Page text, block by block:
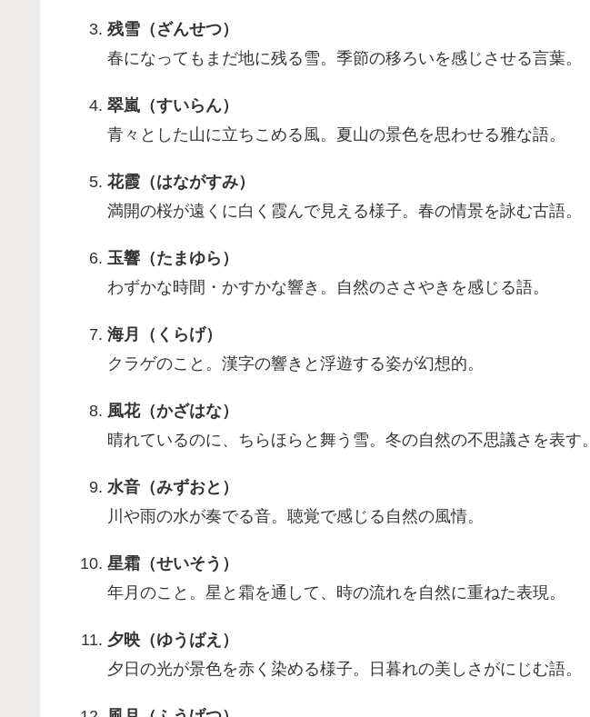
残雪（ざんせつ）
春になってもまだ地に残る雪。季節の移ろいを感じさせる言葉。
翠嵐（すいらん）
青々とした山に立ちこめる風。夏山の景色を思わせる雅な語。
花霞（はながすみ）
満開の桜が遠くに白く霞んで見える様子。春の情景を詠む古語。
玉響（たまゆら）
わずかな時間・かすかな響き。自然のささやきを感じる語。
海月（くらげ）
クラゲのこと。漢字の響きと浮遊する姿が幻想的。
風花（かざはな）
晴れているのに、ちらほらと舞う雪。冬の自然の不思議さを表す。
水音（みずおと）
川や雨の水が奏でる音。聴覚で感じる自然の風情。
星霜（せいそう）
年月のこと。星と霜を通して、時の流れを自然に重ねた表現。
夕映（ゆうばえ）
夕日の光が景色を赤く染める様子。日暮れの美しさがにじむ語。